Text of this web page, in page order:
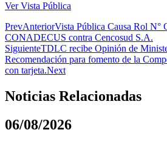
Ver Vista Pública
PrevAnteriorVista Pública Causa Rol N°
CONADECUS contra Cencosud S.A.
SiguienteTDLC recibe Opinión de
Recomendación para fomento de la
con tarjeta.Next
Noticias Relacionadas
06/08/2026